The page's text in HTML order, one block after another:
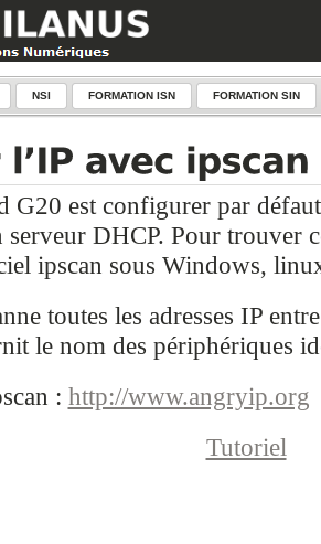
NSI FORMATION ISN FORMATION SIN
G20 est configurer par
DHCP. Pour trouver
ipscan sous Windows,
toutes les adresses IP
le nom des périphériques
: http://www.angryip.org
Tutoriel